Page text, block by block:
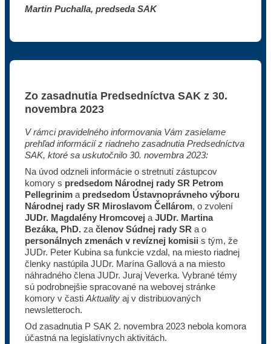
Martin Puchalla, predseda SAK
Zo zasadnutia Predsedníctva SAK z 30.
novembra 2023
V rámci pravidelného informovania Vám zasielame
prehľad informácií z riadneho zasadnutia Predsedníctva
SAK, ktoré sa uskutočnilo 30. novembra 2023:
Na úvod odzneli informácie o stretnutí zástupcov
komory s predsedom Národnej rady SR Petrom
Pellegrinim a predsedom Ústavnoprávneho výboru
Národnej rady SR Miroslavom Čellárom, o zvolení
JUDr. Magdalény Hromcovej aJUDr. Martina
Bezáka, PhD. začlenov Súdnej rady SR a o
personálnych zmenách v revíznej komisii s tým, že
JUDr. Peter Kubina sa funkcie vzdal, na miesto riadnej
členky nastúpila JUDr. Marína Gallová a na miesto
náhradného člena JUDr. Juraj Veverka. Vybrané témy
sú podrobnejšie spracované na webovej stránke
komory v častiAktuality aj v distribuovaných
newsletteroch.
Od zasadnutia P SAK 2. novembra 2023 nebola komora
účastná na legislatívnych aktivitách.